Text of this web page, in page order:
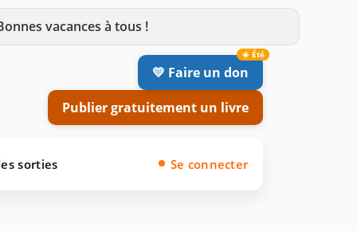
vacances à tous !
💛 Faire un don
Publier gratuitement un livre
sorties Se connecter